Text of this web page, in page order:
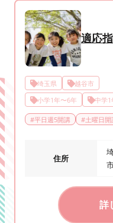
適応
埼玉県
越谷市
小学1年〜6年
中学1
#平日週5開講 #土曜日開
住所
詳